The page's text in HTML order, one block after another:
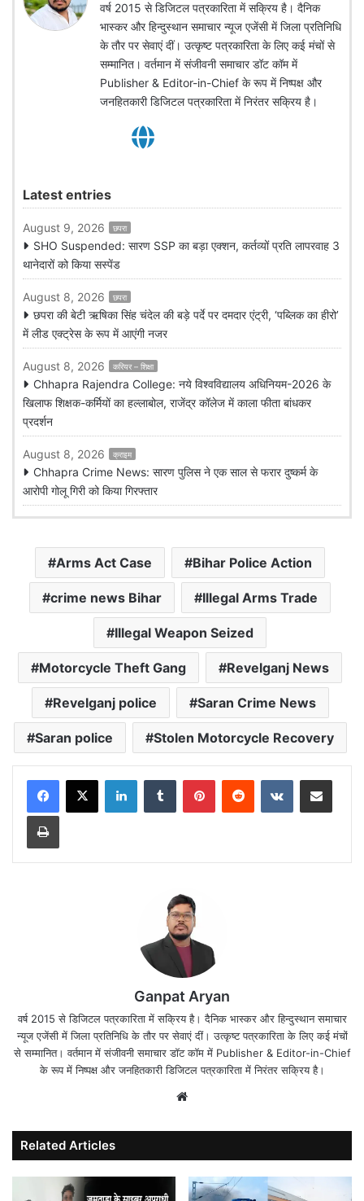
वर्ष 2015 से डिजिटल पत्रकारिता में सक्रिय है। दैनिक
भास्कर और हिन्दुस्थान समाचार न्यूज एजेंसी में जिला प्रतिनिधि
के तौर पर सेवाएं दीं। उत्कृष्ट पत्रकारिता के लिए कई मंचों से
सम्मानित। वर्तमान में संजीवनी समाचार डॉट कॉम में
Publisher & Editor-in-Chief के रूप में निष्पक्ष और
जनहितकारी डिजिटल पत्रकारिता में निरंतर सक्रिय है।
Latest entries
August 9, 2026 छपरा
SHO Suspended: सारण SSP का बड़ा एक्शन, कर्तव्यों प्रति लापरवाह 3
थानेदारों को किया सस्पेंड
August 8, 2026 छपरा
छपरा की बेटी ऋषिका सिंह चंदेल की बड़े पर्दे पर दमदार एंट्री, ‘पब्लिक का हीरो’
में लीड एक्ट्रेस के रूप में आएंगी नजर
August 8, 2026 करियर – शिक्षा
Chhapra Rajendra College: नये विश्वविद्यालय अधिनियम-2026 के
खिलाफ शिक्षक-कर्मियों का हल्लाबोल, राजेंद्र कॉलेज में काला फीता बांधकर
प्रदर्शन
August 8, 2026 क्राइम
Chhapra Crime News: सारण पुलिस ने एक साल से फरार दुष्कर्म के
आरोपी गोलू गिरी को किया गिरफ्तार
Arms Act Case Bihar Police Action
crime news Bihar Illegal Arms Trade
Illegal Weapon Seized
Motorcycle Theft Gang Revelganj News
Revelganj police Saran Crime News
Saran police Stolen Motorcycle Recovery
LinkedInTumblr PinterestReddit VKontakteShare via Email
Print
Ganpat Aryan
वर्ष 2015 से डिजिटल पत्रकारिता में सक्रिय है। दैनिक भास्कर और हिन्दुस्थान समाचार
न्यूज एजेंसी में जिला प्रतिनिधि के तौर पर सेवाएं दीं। उत्कृष्ट पत्रकारिता के लिए कई मंचों
से सम्मानित। वर्तमान में संजीवनी समाचार डॉट कॉम में Publisher & Editor-in-Chief
के रूप में निष्पक्ष और जनहितकारी डिजिटल पत्रकारिता में निरंतर सक्रिय है।
Related Articles